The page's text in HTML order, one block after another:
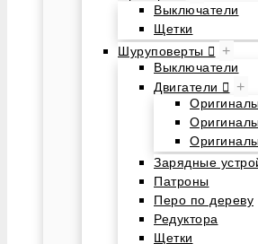
Выключатели
Щетки
Шуруповерты
+
Выключатели
Двигатели
+
Зарядные
Патроны
Перо по дереву
Редуктора
Щетки